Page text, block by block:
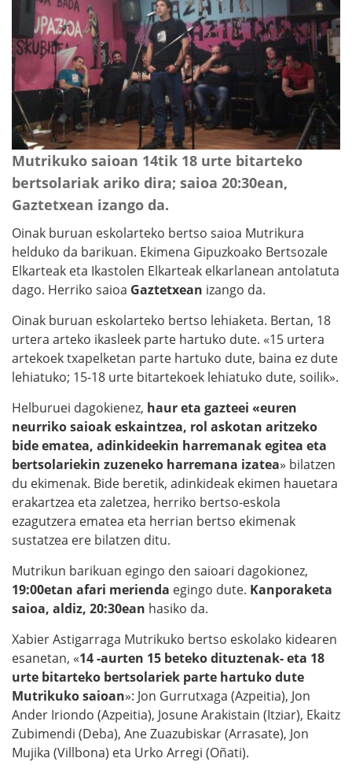
Mutrikuko saioan 14tik 18 urte bitarteko
bertsolariak ariko dira; saioa 20:30ean,
Gaztetxean izango da.
Oinak buruan eskolarteko bertso saioa Mutrikura
helduko da barikuan. Ekimena Gipuzkoako Bertsozale
Elkarteak eta Ikastolen Elkarteak elkarlanean antolatuta
dago. Herriko saioa Gaztetxean izango da.
Oinak buruan eskolarteko bertso lehiaketa. Bertan, 18
urtera arteko ikasleek parte hartuko dute. «15 urtera
artekoek txapelketan parte hartuko dute, baina ez dute
lehiatuko; 15-18 urte bitartekoek lehiatuko dute, soilik».
Helburuei dagokienez, haur eta gazteei «euren
neurriko saioak eskaintzea, rol askotan aritzeko
bide ematea, adinkideekin harremanak egitea eta
bertsolariekin zuzeneko harremana izatea» bilatzen
du ekimenak. Bide beretik, adinkideak ekimen hauetara
erakartzea eta zaletzea, herriko bertso-eskola
ezagutzera ematea eta herrian bertso ekimenak
sustatzea ere bilatzen ditu.
Mutrikun barikuan egingo den saioari dagokionez,
19:00etan afari merienda egingo dute. Kanporaketa
saioa, aldiz, 20:30ean hasiko da.
Xabier Astigarraga Mutrikuko bertso eskolako kidearen
esanetan, «14 -aurten 15 beteko dituztenak- eta 18
urte bitarteko bertsolariek parte hartuko dute
Mutrikuko saioan»: Jon Gurrutxaga (Azpeitia), Jon
Ander Iriondo (Azpeitia), Josune Arakistain (Itziar), Ekaitz
Zubimendi (Deba), Ane Zuazubiskar (Arrasate), Jon
Mujika (Villbona) eta Urko Arregi (Oñati).